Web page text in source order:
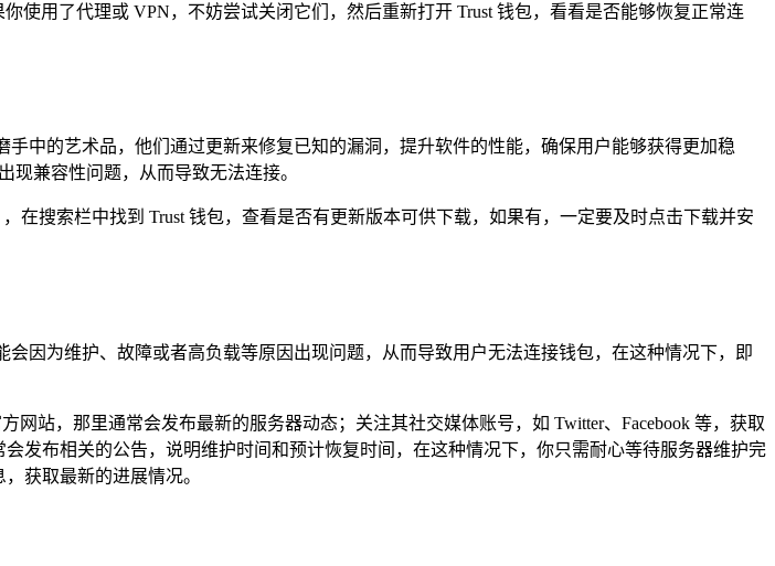
使用了代理或 VPN，不妨尝试关闭它们，然后重新打开 Trust 钱包，看看是否能够恢复正常连
中的艺术品，他们通过更新来修复已知的漏洞，提升软件的性能，确保用户能够获得更加稳
现兼容性问题，从而导致无法连接。
在搜索栏中找到 Trust 钱包，查看是否有更新版本可供下载，如果有，一定要及时点击下载并安
因为维护、故障或者高负载等原因出现问题，从而导致用户无法连接钱包，在这种情况下，即
站，那里通常会发布最新的服务器动态；关注其社交媒体账号，如 Twitter、Facebook 等，获取
发布相关的公告，说明维护时间和预计恢复时间，在这种情况下，你只需耐心等待服务器维护完
获取最新的进展情况。